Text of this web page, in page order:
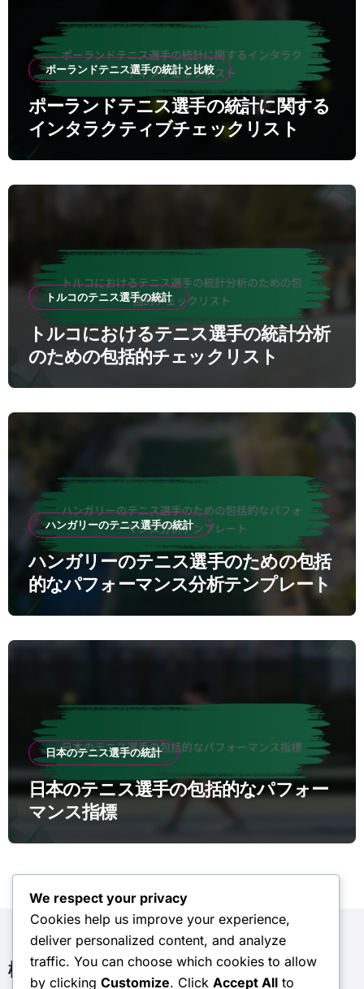
ポーランドテニス選手の統計と比較
ポーランドテニス選手の統計に関する
インタラクティブチェックリスト
トルコのテニス選手の統計
トルコにおけるテニス選手の統計分析
のための包括的チェックリスト
ハンガリーのテニス選手の統計
ハンガリーのテニス選手のための包括
的なパフォーマンス分析テンプレート
日本のテニス選手の統計
日本のテニス選手の包括的なパフォー
マンス指標
検索
We respect your privacy
Cookies help us improve your experience,
deliver personalized content, and analyze
traffic. You can choose which cookies to allow
by clicking Customize. Click Accept All to